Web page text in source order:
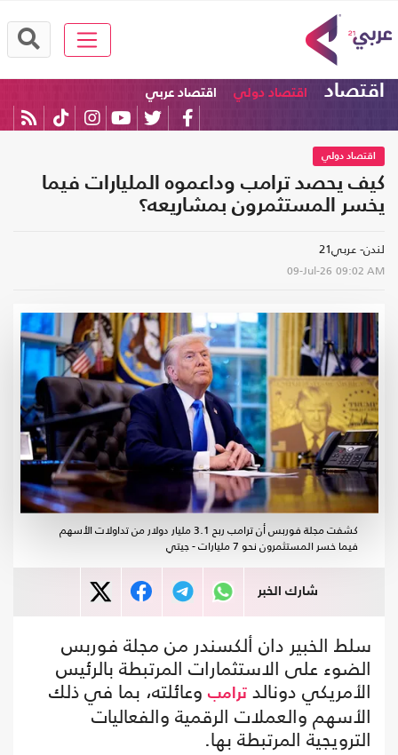
اقتصاد اقتصاد دولي اقتصاد عربي
اقتصاد دولي
كيف يحصد ترامب وداعموه المليارات فيما
يخسر المستثمرون بمشاريعه؟
لندن- عربي21
09-Jul-26 09:02 AM
كشفت مجلة فوربس أن ترامب ربح 3.1 مليار دولار من تداولات الأسهم
فيما خسر المستثمرون نحو 7 مليارات - جيتي
شارك الخبر
سلط الخبير دان ألكسندر من مجلة فوربس
الضوء على الاستثمارات المرتبطة بالرئيس
الأمريكي دونالد ترامب وعائلته، بما في ذلك
الأسهم والعملات الرقمية والفعاليات
الترويجية المرتبطة بها.